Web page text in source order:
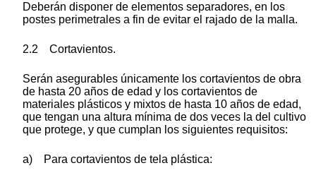
Deberán disponer de elementos separadores, en los
postes perimetrales a fin de evitar el rajado de la malla.
2.2 Cortavientos.
Serán asegurables únicamente los cortavientos de obra
de hasta 20 años de edad y los cortavientos de
materiales plásticos y mixtos de hasta 10 años de edad,
que tengan una altura mínima de dos veces la del cultivo
que protege, y que cumplan los siguientes requisitos:
a) Para cortavientos de tela plástica: